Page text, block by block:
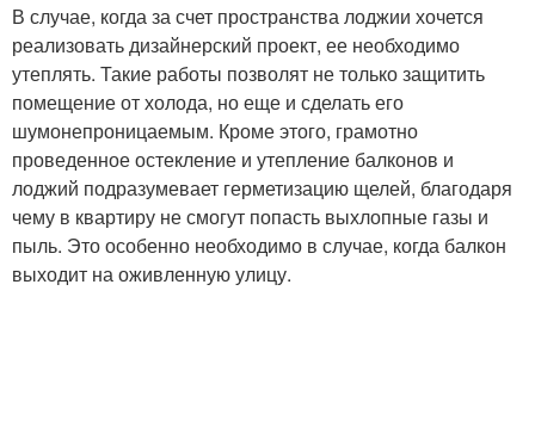
В случае, когда за счет пространства лоджии хочется
реализовать дизайнерский проект, ее необходимо
утеплять. Такие работы позволят не только защитить
помещение от холода, но еще и сделать его
шумонепроницаемым. Кроме этого, грамотно
проведенное остекление и утепление балконов и
лоджий подразумевает герметизацию щелей, благодаря
чему в квартиру не смогут попасть выхлопные газы и
пыль. Это особенно необходимо в случае, когда балкон
выходит на оживленную улицу.